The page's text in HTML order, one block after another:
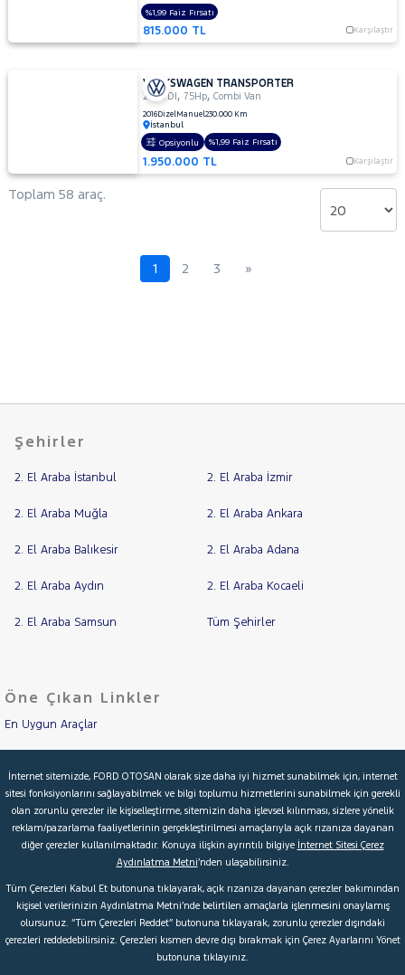
815.000 TL Karşılaştır
%1,99 Faiz Fırsatı
VOLKSWAGEN TRANSPORTER
2.0 TDI ,75Hp,Combi Van
2016DizelManuel230.000 Km
İstanbul
1.950.000 TL Karşılaştır
Opsiyonlu %1,99 Faiz Fırsatı
Toplam 58 araç.
1 2 3 »
Şehirler
2. El Araba İstanbul 2. El Araba İzmir
2. El Araba Muğla 2. El Araba Ankara
2. El Araba Balıkesir 2. El Araba Adana
2. El Araba Aydın 2. El Araba Kocaeli
2. El Araba Samsun Tüm Şehirler
Öne Çıkan Linkler
En Uygun Araçlar
İkinci El Garanti
Kampanyalar
Kredi Hesaplama & Başvuru
© 2026 Ford Türkiye Ford Kurumsal Hakkımızda
Şartlar & Kişisel Verilerin Korunması S.S.S.
İnternet sitemizde, FORD OTOSAN olarak size daha iyi hizmet sunabilmek için, internet
sitesi fonksiyonlarını sağlayabilmek ve bilgi toplumu hizmetlerini sunabilmek için gerekli
olan zorunlu çerezler ile kişiselleştirme, sitemizin daha işlevsel kılınması, sizlere yönelik
reklam/pazarlama faaliyetlerinin gerçekleştirilmesi amaçlarıyla açık rızanıza dayanan
diğer çerezler kullanılmaktadır. Konuya ilişkin ayrıntılı bilgiye İnternet Sitesi Çerez
Aydınlatma Metni’nden ulaşabilirsiniz.
Tüm Çerezleri Kabul Et butonuna tıklayarak, açık rızanıza dayanan çerezler bakımından
kişisel verilerinizin Aydınlatma Metni’nde belirtilen amaçlarla işlenmesini onaylamış
olursunuz. “Tüm Çerezleri Reddet” butonuna tıklayarak, zorunlu çerezler dışındaki
çerezleri reddedebilirsiniz. Çerezleri kısmen devre dışı bırakmak için Çerez Ayarlarını Yönet
butonuna tıklayınız.